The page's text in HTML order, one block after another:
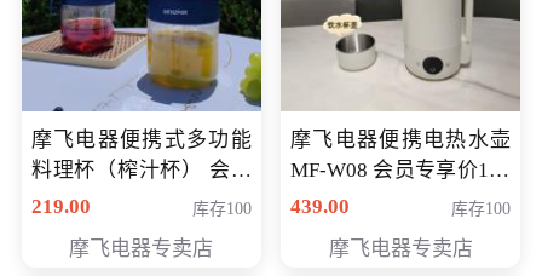
摩飞电器便携式多功能
料理杯（榨汁杯） 会员
专享价118元
219.00 库存100
摩飞电器专卖店
摩飞电器便携电热水壶
MF-W08 会员专享价198
元
439.00 库存100
摩飞电器专卖店